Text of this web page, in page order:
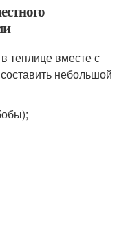
теплице вместе с
небольшой